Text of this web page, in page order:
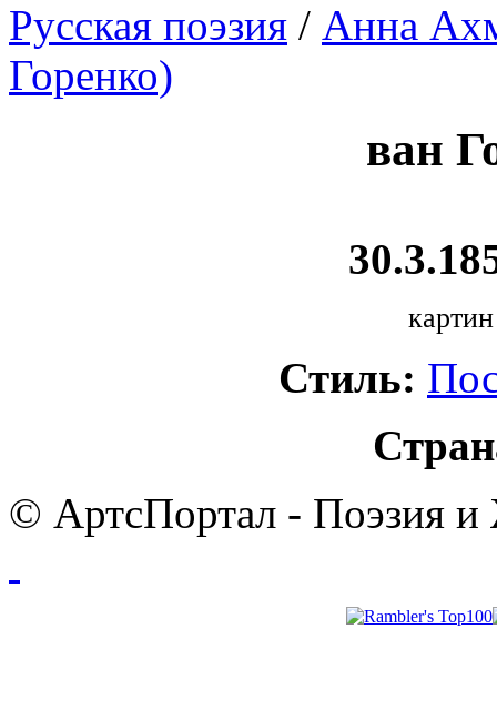
Русская поэзия / Анна
Горенко)
ван
Стиль:
© АртсПортал - Поэзия